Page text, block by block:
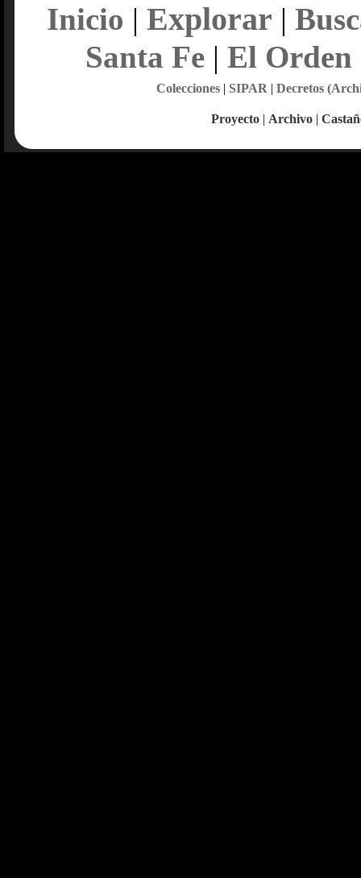
Inicio | Explorar |
Santa Fe| El Orden
Colecciones| SIPAR | Decretos
Proyecto | Archivo |